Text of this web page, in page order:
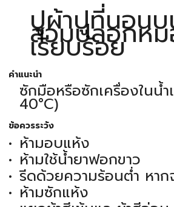
ปูผ้าปูที่นอนบ
สวมปลอกหม
เรียบร้อย
คำแนะนำ
ซักมือหรือซักเครื่องในน้ำ
40°C)
ข้อควรระวัง
ห้ามอบแห้ง
ห้ามใช้น้ำยาฟอกขาว
รีดด้วยความร้อนต่ำ หาก
ห้ามซักแห้ง